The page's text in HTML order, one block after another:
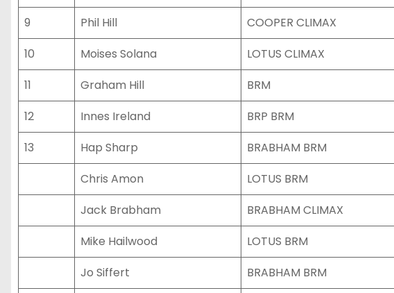
9
Phil Hill COOPER CLIMAX
10
Moises Solana LOTUS CLIMAX
11
Graham Hill BRM
12
Innes Ireland BRP BRM
13
Hap Sharp BRABHAM BRM
Chris Amon
LOTUS BRM
Jack Brabham
BRABHAM CLIMAX
Mike Hailwood
LOTUS BRM
Jo Siffert
BRABHAM BRM